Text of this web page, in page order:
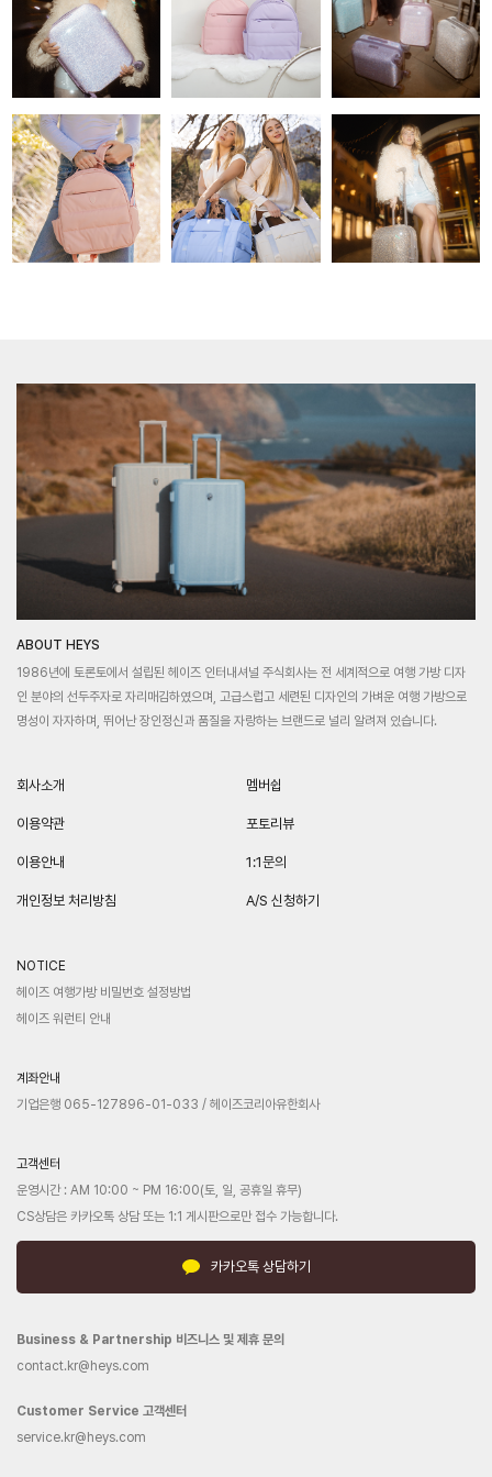
ABOUT HEYS
1986년에 토론토에서 설립된 헤이즈 인터내셔널 주식회사는 전 세계적으로 여행 가방 디자
인 분야의 선두주자로 자리매김하였으며, 고급스럽고 세련된 디자인의 가벼운 여행 가방으로
명성이 자자하며, 뛰어난 장인정신과 품질을 자랑하는 브랜드로 널리 알려져 있습니다.
회사소개
이용약관
이용안내
개인정보 처리방침
멤버쉽
포토리뷰
1:1문의
A/S 신청하기
NOTICE
헤이즈 여행가방 비밀번호 설정방법
헤이즈 워런티 안내
계좌안내
기업은행 065-127896-01-033 / 헤이즈코리아유한회사
고객센터
운영시간 : AM 10:00 ~ PM 16:00(토, 일, 공휴일 휴무)
CS상담은 카카오톡 상담 또는 1:1 게시판으로만 접수 가능합니다.
카카오톡 상담하기
Business & Partnership 비즈니스 및 제휴 문의
contact.kr@heys.com
Customer Service 고객센터
service.kr@heys.com